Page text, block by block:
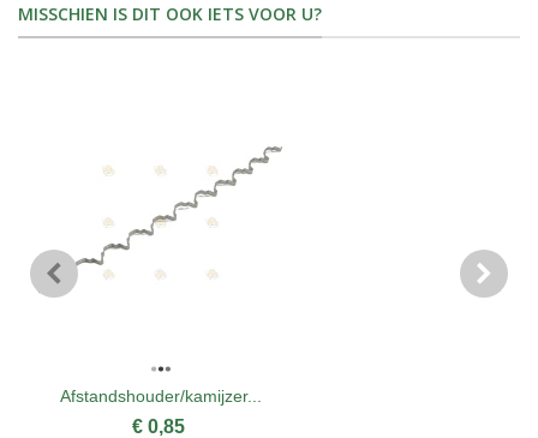
MISSCHIEN IS DIT OOK IETS VOOR U?
Afstandshouder/kamijzer...
€ 0,85